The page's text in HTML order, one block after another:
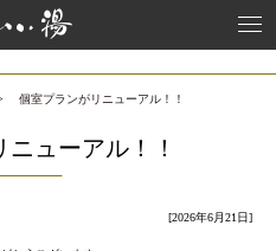
個室プランがリニューアル！！
ューアル！！
[2026年6月21日]